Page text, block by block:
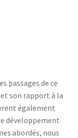
passages de ce
son rapport à la
également
développement
abordés, nous